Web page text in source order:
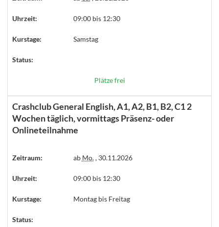
Uhrzeit: 09:00 bis 12:30
Kurstage: Samstag
Status:
Plätze frei
Crashclub General English, A1, A2, B1, B2, C1 2
Wochen täglich, vormittags Präsenz- oder
Onlineteilnahme
Zeitraum: ab Mo., 30.11.2026
Uhrzeit: 09:00 bis 12:30
Kurstage: Montag bis Freitag
Status: